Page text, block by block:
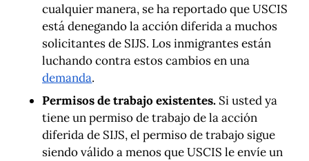
cualquier manera, se ha reportado que USCIS
está denegando la acción diferida a muchos
solicitantes de SIJS. Los inmigrantes están
luchando contra estos cambios en una
demanda.
Permisos de trabajo existentes. Si usted ya
tiene un permiso de trabajo de la acción
diferida de SIJS, el permiso de trabajo sigue
siendo válido a menos que USCIS le envíe un